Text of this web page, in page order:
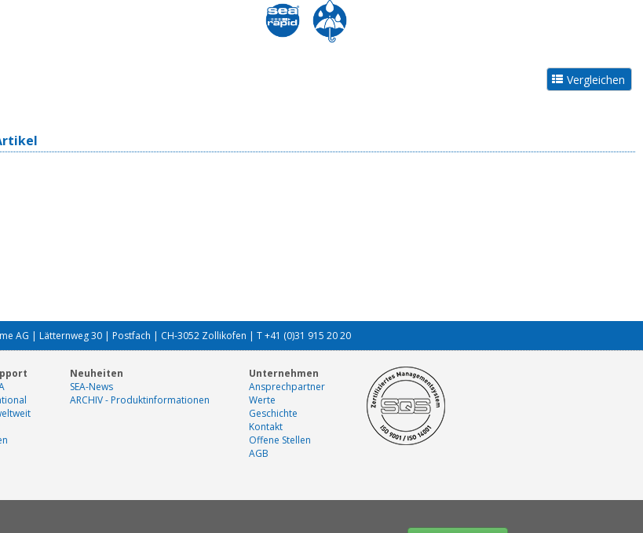
AG | Lätternweg 30 | Postfach | CH-3052 Zollikofen | T +41 (0)31 915 20 20
Neuheiten
SEA-News
ARCHIV - Produktinformationen
Unternehmen
Ansprechpartner
Werte
Geschichte
Kontakt
Offene Stellen
AGB